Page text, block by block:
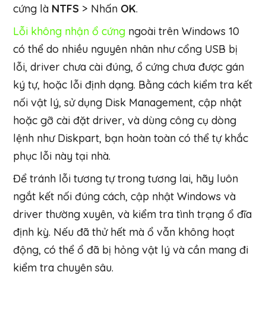
cứng là NTFS > Nhấn OK.
Lỗi không nhận ổ cứng ngoài trên Windows 10
có thể do nhiều nguyên nhân như cổng USB bị
lỗi, driver chưa cài đúng, ổ cứng chưa được gán
ký tự, hoặc lỗi định dạng. Bằng cách kiểm tra kết
nối vật lý, sử dụng Disk Management, cập nhật
hoặc gỡ cài đặt driver, và dùng công cụ dòng
lệnh như Diskpart, bạn hoàn toàn có thể tự khắc
phục lỗi này tại nhà.
Để tránh lỗi tương tự trong tương lai, hãy luôn
ngắt kết nối đúng cách, cập nhật Windows và
driver thường xuyên, và kiểm tra tình trạng ổ đĩa
định kỳ. Nếu đã thử hết mà ổ vẫn không hoạt
động, có thể ổ đã bị hỏng vật lý và cần mang đi
kiểm tra chuyên sâu.